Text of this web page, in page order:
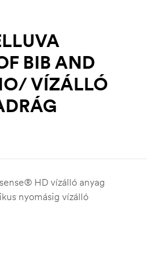
BIB AND
VÍZÁLLÓ
HD vízálló anyag
nyomásig vízálló